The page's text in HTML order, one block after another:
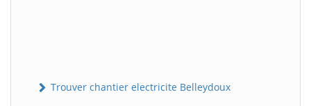
Trouver chantier electricite Belleydoux